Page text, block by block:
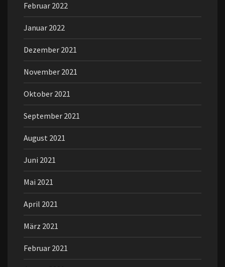
Februar 2022
Januar 2022
Dezember 2021
November 2021
Oktober 2021
September 2021
August 2021
Juni 2021
Mai 2021
April 2021
März 2021
Februar 2021